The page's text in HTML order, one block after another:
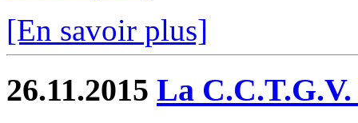
[En savoir plus]
26.11.2015 La